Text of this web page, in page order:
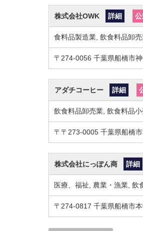
株式会社OWK 詳細 公
食料品製造業, 飲食料品卸
〒274-0056 千葉県船橋市
アダチコーヒー 詳細
飲食料品卸売業, 飲食料品
〒〒273-0005 千葉県船橋
株式会社にっぽん商 詳細
医療、福祉, 農業・漁業, 飲
〒274-0817 千葉県船橋市